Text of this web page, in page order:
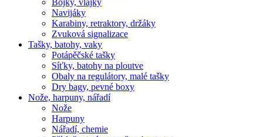
Navijáky
Karabiny, retraktory, držáky
Zvuková signalizace
Tašky, batohy, vaky
Potápěčské tašky
Síťky, batohy na ploutve
Obaly na regulátory, malé tašky
Dry bagy, pevné boxy
Nože, harpuny, nářadí
Nože
Harpuny
Nářadí, chemie